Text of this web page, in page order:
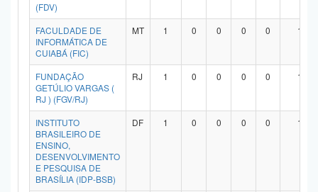
(FDV)
FACULDADE DE
INFORMÁTICA DE
CUIABÁ (FIC)
MT 1 0 0 0 0 1
FUNDAÇÃO
GETÚLIO VARGAS (
RJ ) (FGV/RJ)
RJ 1 0 0 0 0 1
INSTITUTO
BRASILEIRO DE
ENSINO,
DESENVOLVIMENTO
E PESQUISA DE
BRASÍLIA (IDP-BSB)
DF 1 0 0 0 0 1